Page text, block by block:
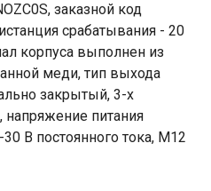
заказной код
срабатывания - 20
корпуса выполнен из
меди, тип выхода
закрытый, 3-х
напряжение питания
30 В постоянного тока, М12